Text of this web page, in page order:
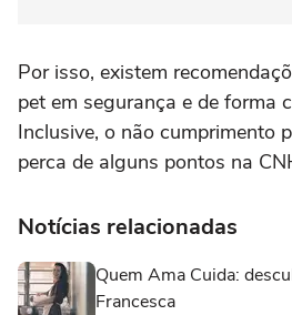
Por isso, existem
pet em segurança e de forma
Inclusive, o não cumprimento
perca de alguns pontos na
Notícias relacionadas
Quem Ama Cuida:
Francesca